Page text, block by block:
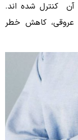
کنترل شده اند.
عروقى، کاهش خطر